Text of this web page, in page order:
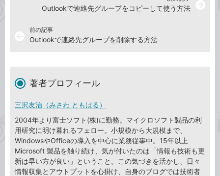
前の記事
Outlookで連絡先グループを削除する方法
Outlookで連絡先グループをコピーして使う方法
著者プロフィール
三沢友治（みさわ ともはる）
2004年より富士ソフト(株)に勤務。マイクロソフト製品の利
用研究に明け暮れるフェロー。小規模から大規模まで、
WindowsやOfficeの導入を中心に業務従事中。15年以上
Microsoft 製品を触り続け、気が付いたのは「情報も技術も更
新は早い方が良い」ということ。この気づきを活かし、日々
情報収集とアウトプットを心掛け、自身のブログでは技術者